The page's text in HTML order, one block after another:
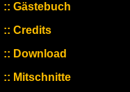
Gästebuch
Credits
Download
Mitschnitte